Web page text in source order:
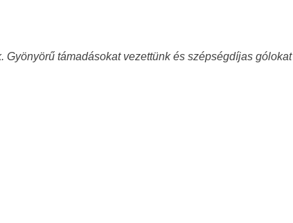
Gyönyörű támadásokat vezettünk és szépségdíjas gólokat